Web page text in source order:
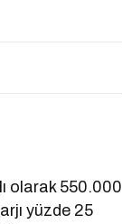
olarak 550.000
yüzde 25